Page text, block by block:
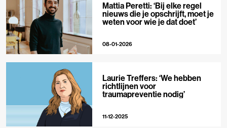
Mattia Peretti: ‘Bij elke regel
nieuws die je opschrijft, moet je
weten voor wie je dat doet’
08-01-2026
Laurie Treffers: ‘We hebben
richtlijnen voor
traumapreventie nodig’
11-12-2025